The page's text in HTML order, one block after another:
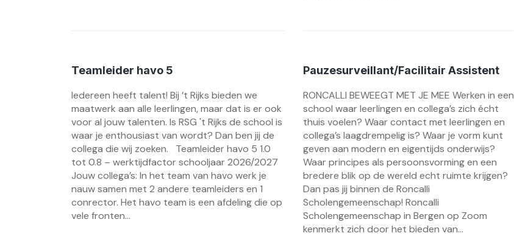
Teamleider havo 5
Iedereen heeft talent! Bij ’t Rijks bieden we
maatwerk aan alle leerlingen, maar dat is er ook
voor al jouw talenten. Is RSG 't Rijks de school is
waar je enthousiast van wordt? Dan ben jij de
collega die wij zoeken. Teamleider havo 5 1.0
tot 0.8 – werktijdfactor schooljaar 2026/2027
Jouw collega’s: In het team van havo werk je
nauw samen met 2 andere teamleiders en 1
conrector. Het havo team is een afdeling die op
vele fronten...
Pauzesurveillant/Facilitair Assistent
RONCALLI BEWEEGT MET JE MEE Werken in een
school waar leerlingen en collega’s zich écht
thuis voelen? Waar contact met leerlingen en
collega’s laagdrempelig is? Waar je vorm kunt
geven aan modern en eigentijds onderwijs?
Waar principes als persoonsvorming en een
bredere blik op de wereld echt ruimte krijgen?
Dan pas jij binnen de Roncalli
Scholengemeenschap! Roncalli
Scholengemeenschap in Bergen op Zoom
kenmerkt zich door het bieden van...